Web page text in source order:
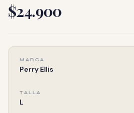
$24.900
MARCA
Perry Ellis
TALLA
L